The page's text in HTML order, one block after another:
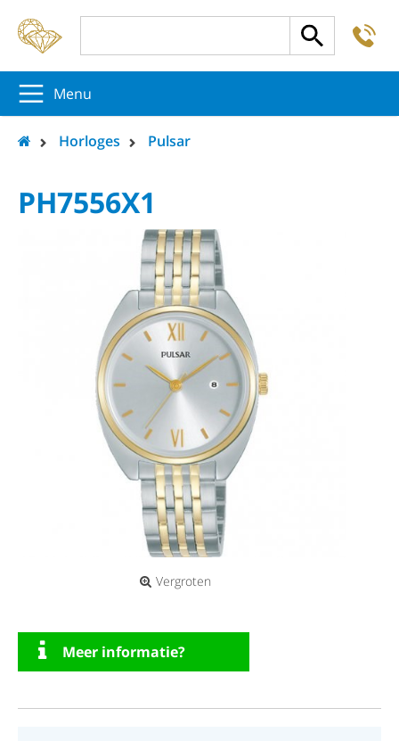
Menu
Horloges Pulsar
PH7556X1
Vergroten
Meer informatie?